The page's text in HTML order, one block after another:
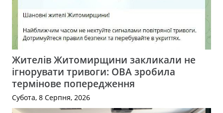
Жителів Житомирщини закликали не
ігнорувати тривоги: ОВА зробила
термінове попередження
Субота, 8 Серпня, 2026